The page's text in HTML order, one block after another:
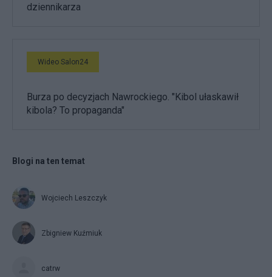
dziennikarza
Wideo Salon24
Burza po decyzjach Nawrockiego. "Kibol ułaskawił
kibola? To propaganda"
Blogi na ten temat
Wojciech Leszczyk
Zbigniew Kuźmiuk
catrw